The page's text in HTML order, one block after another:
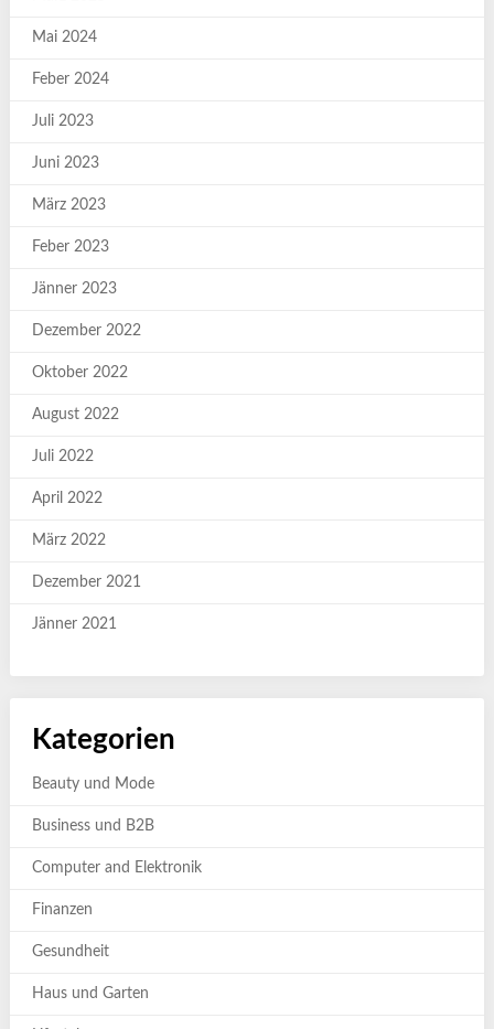
Mai 2024
Feber 2024
Juli 2023
Juni 2023
März 2023
Feber 2023
Jänner 2023
Dezember 2022
Oktober 2022
August 2022
Juli 2022
April 2022
März 2022
Dezember 2021
Jänner 2021
Kategorien
Beauty und Mode
Business und B2B
Computer and Elektronik
Finanzen
Gesundheit
Haus und Garten